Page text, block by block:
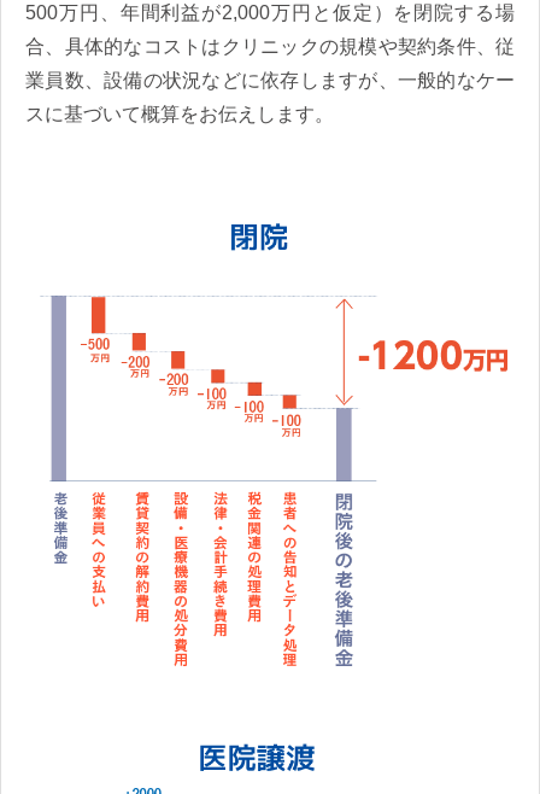
500万円、年間利益が2,000万円と仮定）を閉院する場
合、具体的なコストはクリニックの規模や契約条件、従
業員数、設備の状況などに依存しますが、一般的なケー
スに基づいて概算をお伝えします。